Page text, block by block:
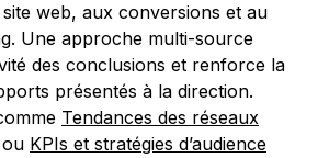
web, aux conversions et au
Une approche multi-source
des conclusions et renforce la
présentés à la direction.
Tendances des réseaux
ou KPIs et stratégies d’audience